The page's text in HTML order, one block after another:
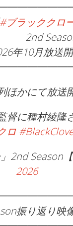
ブラッククロ
10月放送開
ほかにて放送
督に種村綾隆
ロ
2nd Season
2026
振り返り映